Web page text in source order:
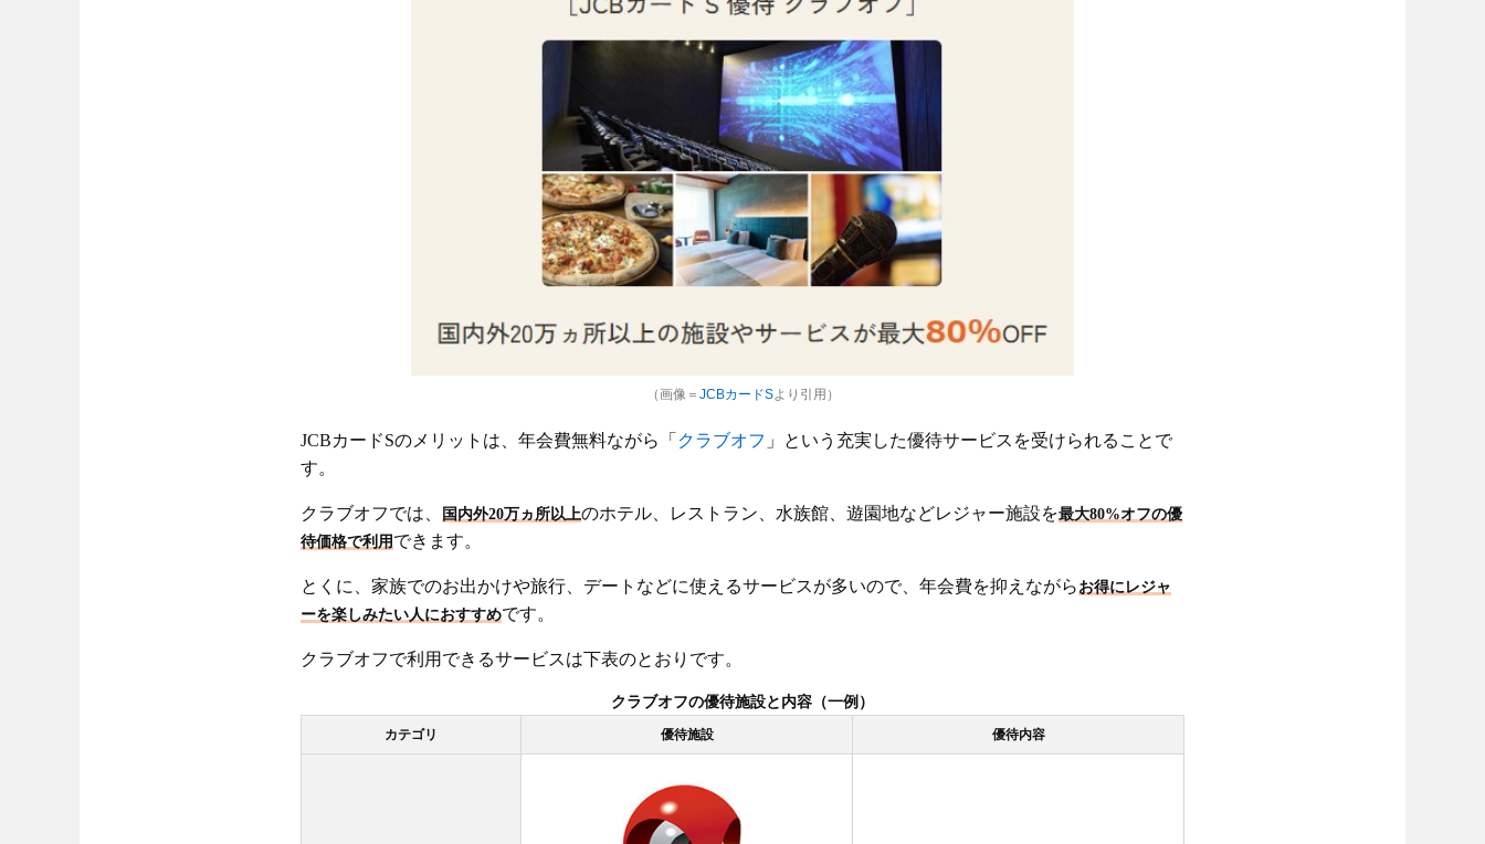
（画像＝ JCBカードSより引用）
JCBカードSのメリットは、年会費無料ながら「 クラブオフ 」という充実した優待サービスを受けられることで
す。
クラブオフでは、 国内外20万ヵ所以上のホテル、レストラン、水族館、遊園地などレジャー施設を最大80%オフの優
待価格で利用 できます。
とくに、家族でのお出かけや旅行、デートなどに使えるサービスが多いので、年会費を抑えながら お得にレジャ
ーを楽しみたい人におすすめです。
クラブオフで利用できるサービスは下表のとおりです。
クラブオフの優待施設と内容（一例）
カテゴリ 優待施設 優待内容